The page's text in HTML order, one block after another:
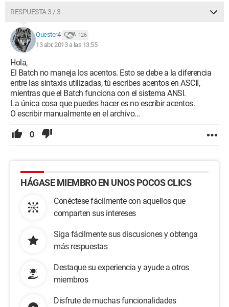
RESPUESTA 3 / 3
Quester4 126
13 abr. 2013 a las 13:55
Hola,
El Batch no maneja los acentos. Esto se debe a la diferencia
entre las sintaxis utilizadas, tú escribes acentos en ASCII,
mientras que el Batch funciona con el sistema ANSI.
La única cosa que puedes hacer es no escribir acentos.
O escribir manualmente en el archivo...
0
HÁGASE MIEMBRO EN UNOS POCOS CLICS
Conéctese fácilmente con aquellos que
comparten sus intereses
Siga fácilmente sus discusiones y obtenga
más respuestas
Destaque su experiencia y ayude a otros
miembros
Disfrute de muchas funcionalidades